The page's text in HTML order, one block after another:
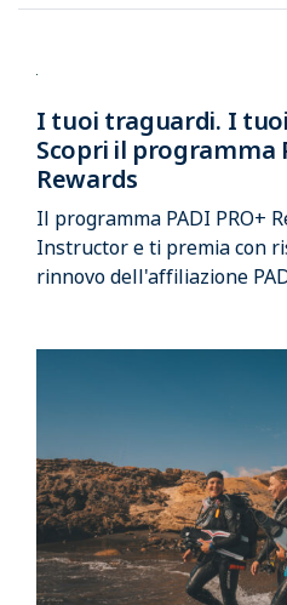
I tuoi traguardi. I
Scopri il programma
Rewards
Il programma PADI PRO+
Instructor e ti premia con
rinnovo dell'affiliazione